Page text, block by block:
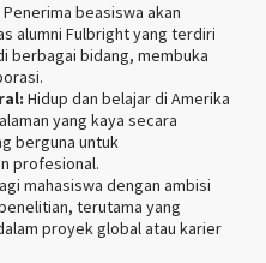
Penerima beasiswa akan
alumni Fulbright yang terdiri
berbagai bidang, membuka
Hidup dan belajar di Amerika
yang kaya secara
berguna untuk
profesional.
mahasiswa dengan ambisi
terutama yang
proyek global atau karier